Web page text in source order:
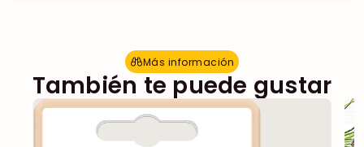
Más información
Más información
También te puede gustar